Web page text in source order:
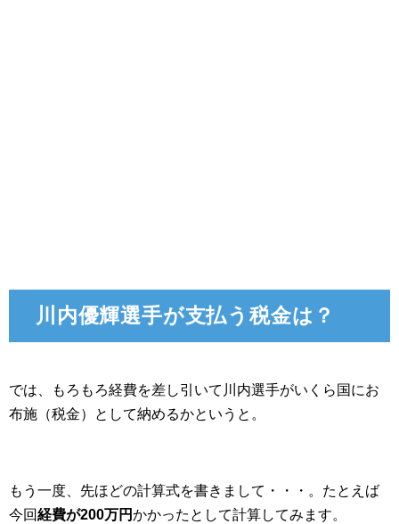
川内優輝選手が支払う税金は？
では、もろもろ経費を差し引いて川内選手がいくら国にお
布施（税金）として納めるかというと。
もう一度、先ほどの計算式を書きまして・・・。たとえば
今回経費が200万円かかったとして計算してみます。